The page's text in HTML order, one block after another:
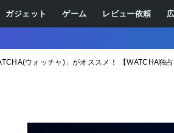
ガジェット ゲーム レビュー依頼
ウォッチャ)」がオススメ！ 【WATCHA独占